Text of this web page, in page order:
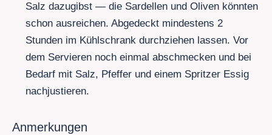
Salz dazugibst — die Sardellen und Oliven könnten
schon ausreichen. Abgedeckt mindestens 2
Stunden im Kühlschrank durchziehen lassen. Vor
dem Servieren noch einmal abschmecken und bei
Bedarf mit Salz, Pfeffer und einem Spritzer Essig
nachjustieren.
Anmerkungen